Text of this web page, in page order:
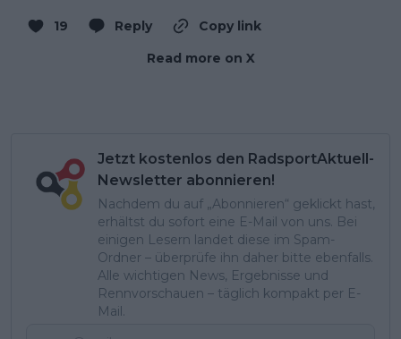
19 Reply
Copy link
Read more on X
Jetzt kostenlos den RadsportAktuell-
Newsletter abonnieren!
Nachdem du auf „Abonnieren“ geklickt hast,
erhältst du sofort eine E-Mail von uns. Bei
einigen Lesern landet diese im Spam-
Ordner – überprüfe ihn daher bitte ebenfalls.
Alle wichtigen News, Ergebnisse und
Rennvorschauen – täglich kompakt per E-
Mail.